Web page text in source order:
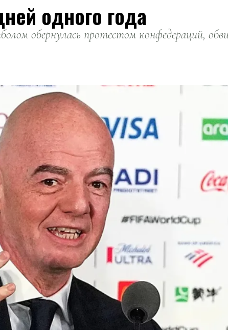
одного года
обернулась протестом конфедераций,